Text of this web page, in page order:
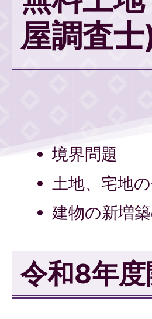
屋調査士
境界問題
土地、宅地
建物の新増
令和8年度